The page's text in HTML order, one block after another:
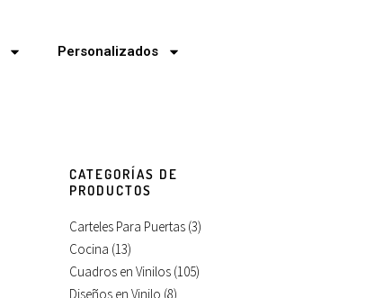
Personalizados
CATEGORÍAS DE
PRODUCTOS
Carteles Para Puertas (3)
Cocina (13)
Cuadros en Vinilos (105)
Diseños en Vinilo (8)